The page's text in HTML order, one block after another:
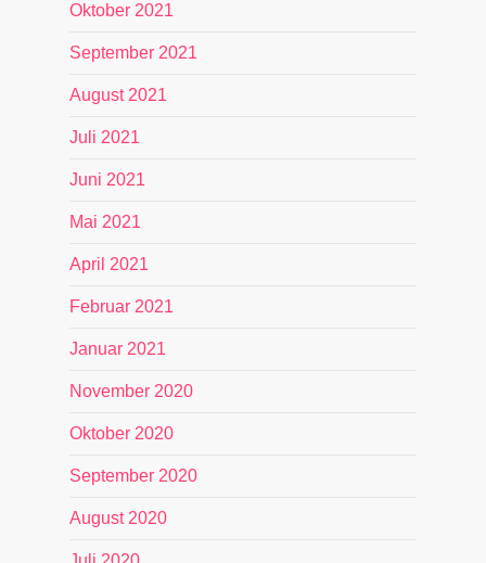
Oktober 2021
September 2021
August 2021
Juli 2021
Juni 2021
Mai 2021
April 2021
Februar 2021
Januar 2021
November 2020
Oktober 2020
September 2020
August 2020